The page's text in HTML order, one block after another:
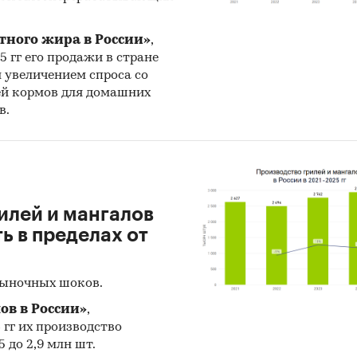
жира в России»,
гг его продажи в стране
спроса со
кормов для домашних
и мангалов
в пределах от
шоков.
в России»,
их производство
до 2,9 млн шт.